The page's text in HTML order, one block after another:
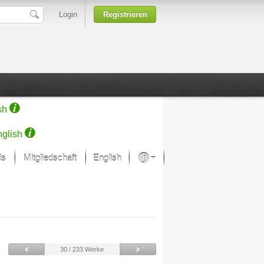
Login Registrieren
Mitgliedschaft English
Kunsthäuser
30 / 233 Werke